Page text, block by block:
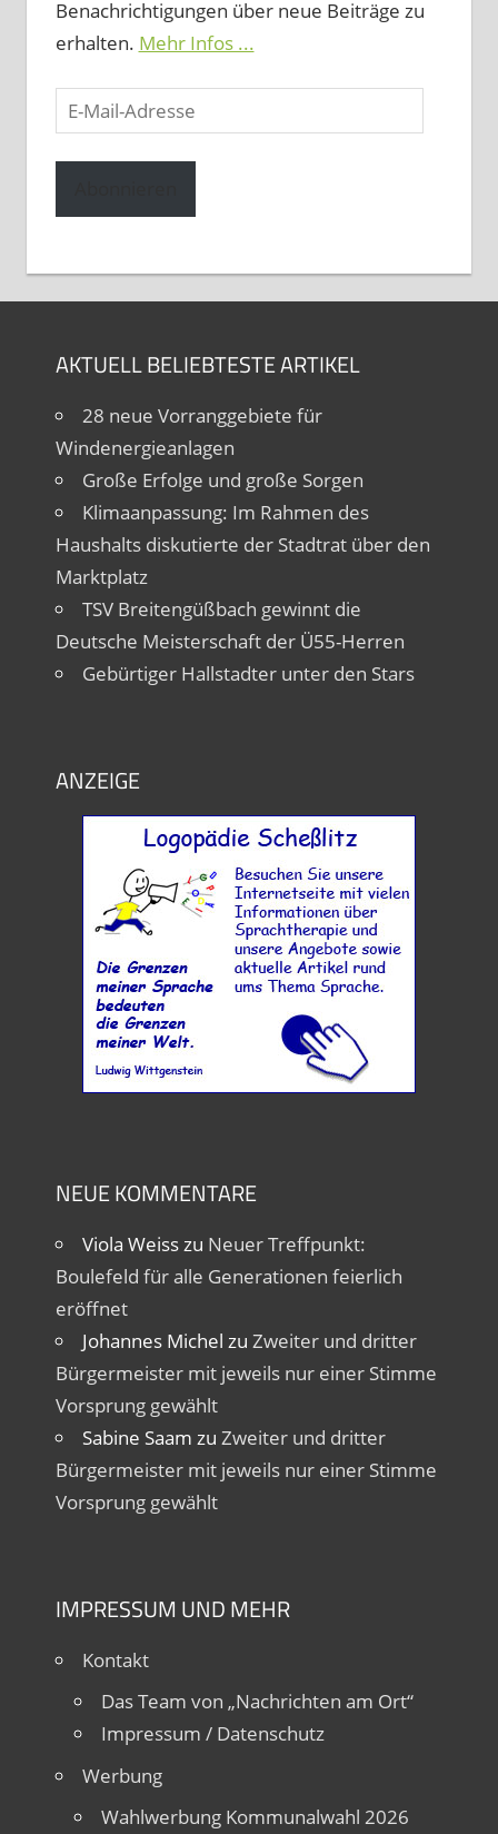
Benachrichtigungen über neue Beiträge zu
erhalten. Mehr Infos ...
E-
Mail-
Adresse
AKTUELL BELIEBTESTE ARTIKEL
28 neue Vorranggebiete für
Windenergieanlagen
Große Erfolge und große Sorgen
Klimaanpassung: Im Rahmen des
Haushalts diskutierte der Stadtrat über den
Marktplatz
TSV Breitengüßbach gewinnt die
Deutsche Meisterschaft der Ü55-Herren
Gebürtiger Hallstadter unter den Stars
ANZEIGE
NEUE KOMMENTARE
Viola Weisszu Neuer Treffpunkt:
Boulefeld für alle Generationen feierlich
eröffnet
Johannes Michel zu Zweiter und dritter
Bürgermeister mit jeweils nur einer Stimme
Vorsprung gewählt
Sabine Saam zu Zweiter und dritter
Bürgermeister mit jeweils nur einer Stimme
Vorsprung gewählt
IMPRESSUM UND MEHR
Kontakt
Das Team von „Nachrichten am Ort“
Impressum / Datenschutz
Werbung
Wahlwerbung Kommunalwahl 2026